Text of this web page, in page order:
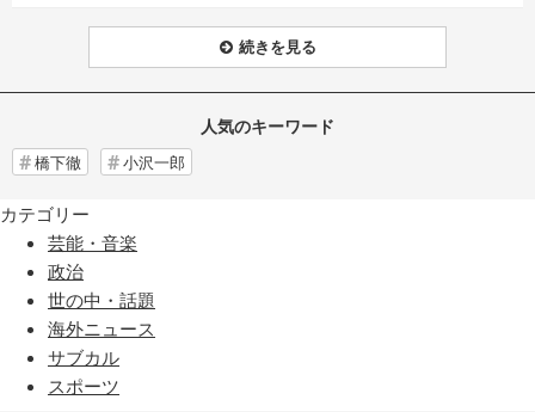
続きを見る
人気のキーワード
橋下徹 小沢一郎
カテゴリー
芸能・音楽
政治
世の中・話題
海外ニュース
サブカル
スポーツ